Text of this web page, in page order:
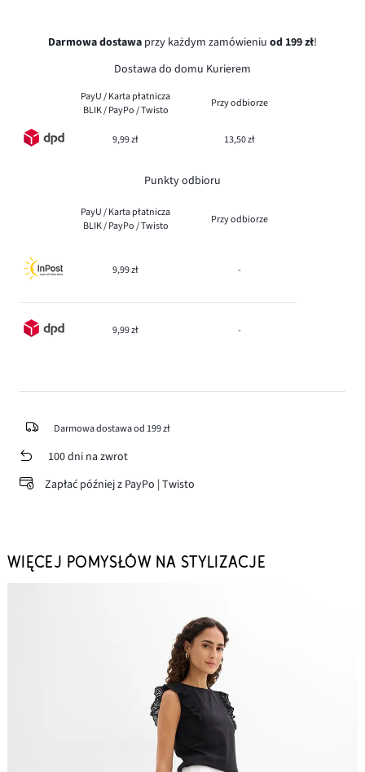
Darmowa dostawa przy każdym zamówieniu od 199 zł!
Dostawa do domu Kurierem
PayU / Karta płatnicza
BLIK / PayPo / Twisto
Przy odbiorze
9,99 zł 13,50 zł
Punkty odbioru
PayU / Karta płatnicza
BLIK / PayPo / Twisto
Przy odbiorze
9,99 zł -
9,99 zł -
Darmowa dostawa od 199 zł
100 dni na zwrot
Zapłać później z PayPo | Twisto
WIĘCEJ POMYSŁÓW NA STYLIZACJE